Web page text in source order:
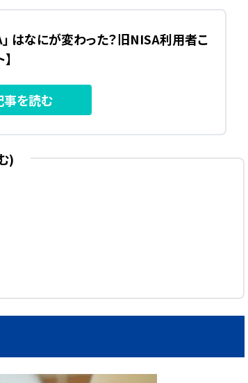
はなにが変わった？旧NISA利用者こ
事を読む